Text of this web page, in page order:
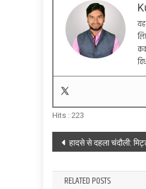
Hits : 223
Post
navigation
हादसे से दहला चंदौली: मिट्टी लदे ट्रैक्टर ने बाइक सवारों को कुचला, एक की मौके पर ही मौत,
RELATED POSTS